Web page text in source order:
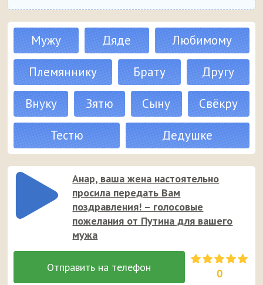
Мужу Дяде
Любимому
Племяннику
Брату
Другу
Внуку
Зятю Сыну
Свёкру
Тестю
Дедушке
Анар, ваша жена настоятельно
просила передать Вам
поздравления! – голосовые
пожелания от Путина для вашего
мужа
0